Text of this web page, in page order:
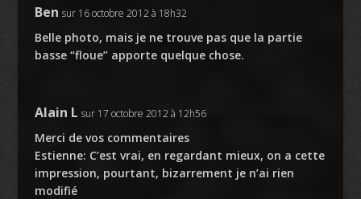
Ben sur 16 octobre 2012 à 18h32
Belle photo, mais je ne trouve pas que la partie
basse “floue” apporte quelque chose.
Alain L sur 17 octobre 2012 à 12h56
Merci de vos commentaires
Estienne: C’est vrai, en regardant mieux, on a cette
impression, pourtant, bizarrement je n’ai rien
modifié